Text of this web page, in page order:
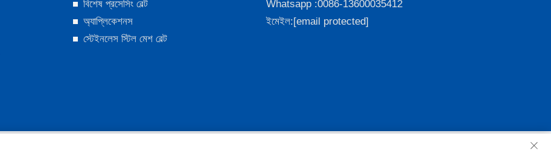
বিশেষ প্রসেসিং বেল্ট
অ্যাপ্লিকেশনস
স্টেইনলেস স্টিল মেশ বেল্ট
Whatsapp :0086-13600035412
ইমেইল:[email protected]